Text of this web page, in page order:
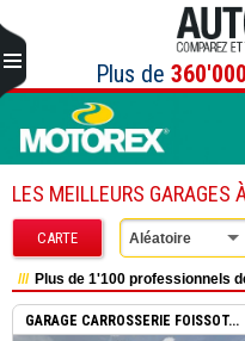
au
contenu
Plus de 360'000
LES MEILLEURS GARAGES
CARTE Aléatoire
Plus de 1'100 professionnels
GARAGE CARROSSERIE FOISSOT...